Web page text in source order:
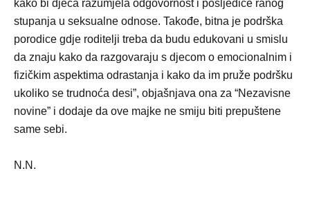
kako bi djeca razumjela odgovornost i posljedice ranog
stupanja u seksualne odnose. Takođe, bitna je podrška
porodice gdje roditelji treba da budu edukovani u smislu
da znaju kako da razgovaraju s djecom o emocionalnim i
fizičkim aspektima odrastanja i kako da im pruže podršku
ukoliko se trudnoća desi”, objašnjava ona za “Nezavisne
novine” i dodaje da ove majke ne smiju biti prepuštene
same sebi.
N.N.